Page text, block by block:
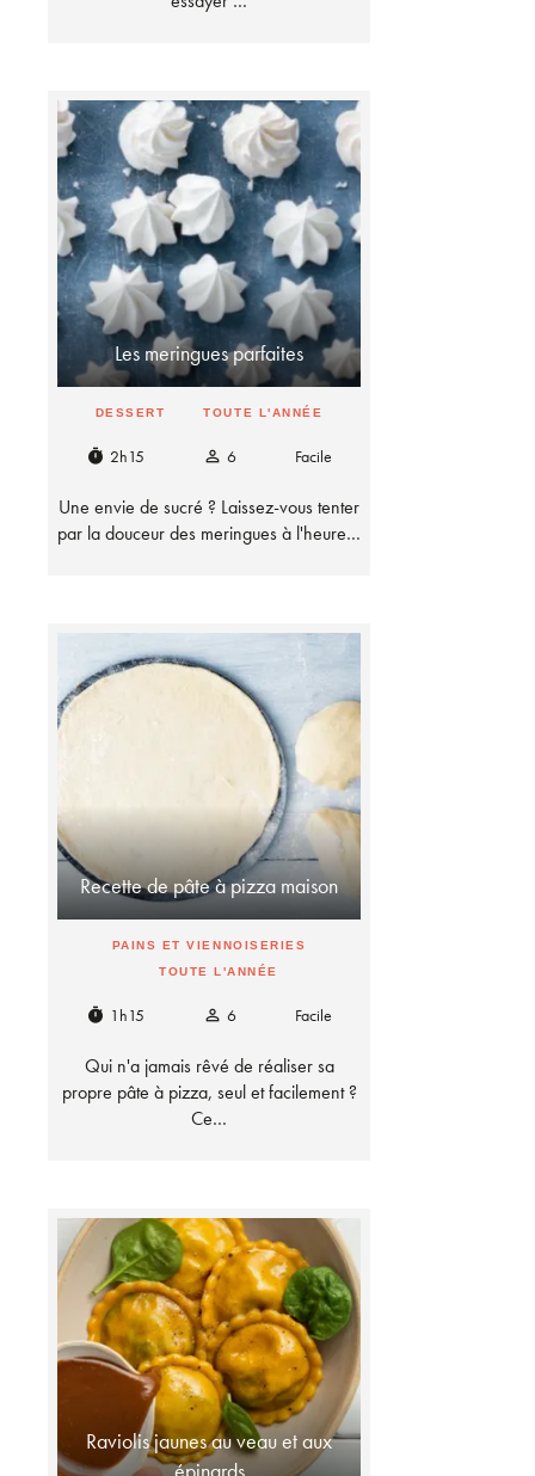
Les meringues parfaites
DESSERT TOUTE L'ANNÉE
timer 2h15 person_outline 6 Facile
Une envie de sucré ? Laissez-vous tenter
par la douceur des meringues à l'heure…
Recette de pâte à pizza maison
PAINS ET VIENNOISERIES
TOUTE L'ANNÉE
timer 1h15 person_outline 6 Facile
Qui n'a jamais rêvé de réaliser sa
propre pâte à pizza, seul et facilement ?
Ce…
Raviolis jaunes au veau et aux